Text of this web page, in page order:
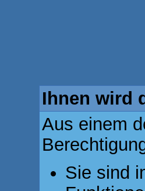
Ihnen wird
Aus einem
Sie sind